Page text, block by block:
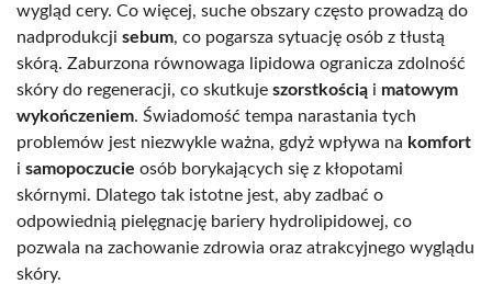
wygląd cery. Co więcej, suche obszary często prowadzą do
nadprodukcji sebum, co pogarsza sytuację osób z tłustą
skórą. Zaburzona równowaga lipidowa ogranicza zdolność
skóry do regeneracji, co skutkuje szorstkością i matowym
wykończeniem. Świadomość tempa narastania tych
problemów jest niezwykle ważna, gdyż wpływa na komfort
i samopoczucie osób borykających się z kłopotami
skórnymi. Dlatego tak istotne jest, aby zadbać o
odpowiednią pielęgnację bariery hydrolipidowej, co
pozwala na zachowanie zdrowia oraz atrakcyjnego wyglądu
skóry.